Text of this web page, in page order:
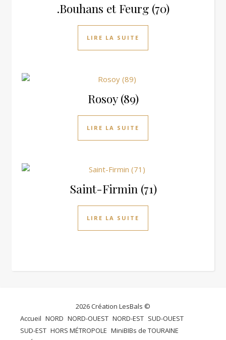
.Bouhans et Feurg (70)
LIRE LA SUITE
Rosoy (89)
LIRE LA SUITE
Saint-Firmin (71)
LIRE LA SUITE
2026 Création LesBals ©
Accueil NORD NORD-OUEST NORD-EST SUD-OUEST
SUD-EST HORS MÉTROPOLE MiniBIBs de TOURAINE